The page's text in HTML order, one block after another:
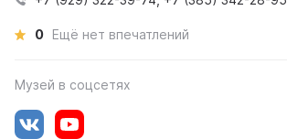
0 Ещё нет впечатлений
Музей в соцсетях